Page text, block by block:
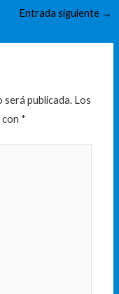
Entrada siguiente →
publicada. Los
*